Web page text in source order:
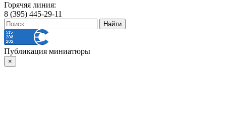
Горячяя линия:
8 (395) 445-29-11
Публикация миниатюры
×